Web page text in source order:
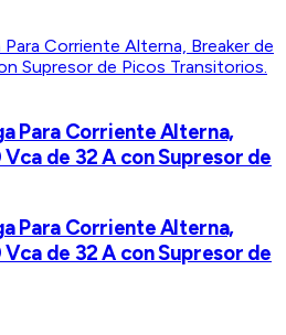
Para Corriente Alterna,
de 32 A con Supresor de
Para Corriente Alterna,
de 32 A con Supresor de